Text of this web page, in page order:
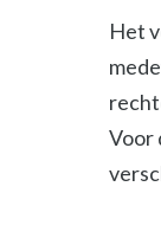
Het
Voor